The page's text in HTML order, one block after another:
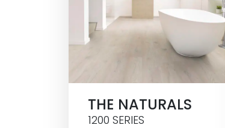
THE NATURALS
1200 SERIES